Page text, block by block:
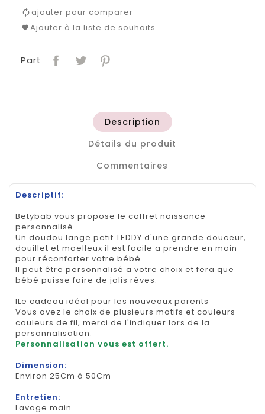
ajouter pour comparer
Ajouter à la liste de souhaits
Part
Description
Détails du produit
Commentaires
Descriptif:
Betybab vous propose le coffret naissance
personnalisé.
Un doudou lange petit TEDDY d'une grande douceur,
douillet et moelleux il est facile a prendre en main
pour réconforter votre bébé.
Il peut être personnalisé a votre choix et fera que
bébé puisse faire de jolis rêves.
lLe cadeau idéal pour les nouveaux parents
Vous avez le choix de plusieurs motifs et couleurs
couleurs de fil, merci de l'indiquer lors de la
personnalisation.
Personnalisation vous est offert.
Dimension:
Environ 25Cm à 50Cm
Entretien:
Lavage main.